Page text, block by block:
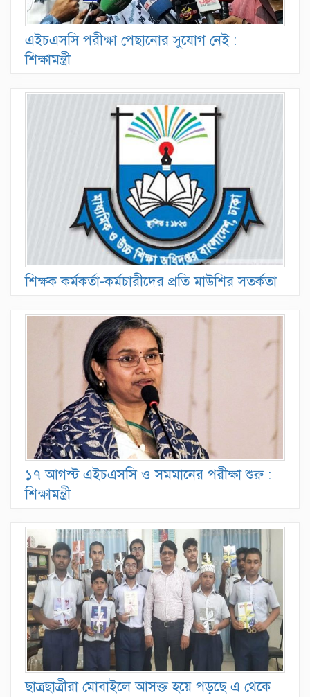
এইচএসসি পরীক্ষা পেছানোর সুযোগ নেই :
শিক্ষামন্ত্রী
শিক্ষক কর্মকর্তা-কর্মচারীদের প্রতি মাউশির সতর্কতা
১৭ আগস্ট এইচএসসি ও সমমানের পরীক্ষা শুরু :
শিক্ষামন্ত্রী
ছাত্রছাত্রীরা মোবাইলে আসক্ত হয়ে পড়ছে এ থেকে